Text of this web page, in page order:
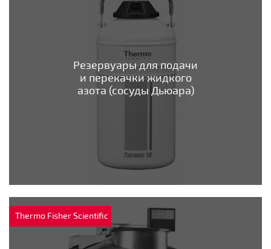
Резервуары для подачи
и перекачки жидкого
азота (сосуды Дьюара)
Thermo Fisher Scientific